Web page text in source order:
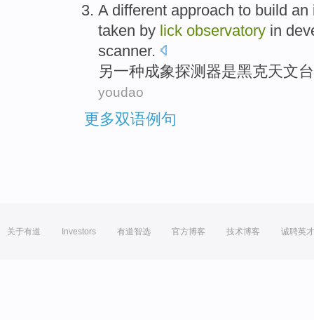
A different approach to build an
taken by lick observatory in
scanner.
另一种成象探测器是黑克天文台
youdao
更多双语例句
关于有道 Investors 有道智选 官方博客 技术博客 诚聘英才